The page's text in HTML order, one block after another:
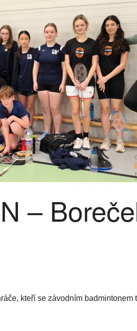
–
kteří se závodním